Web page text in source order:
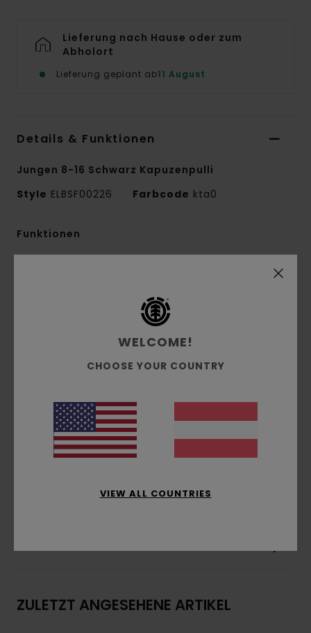
Lieferung nach Hause oder zum
Abholort
Lieferung geplant ab11 August
Details & Funktionen
Jungen 8-16 Schwarz Kapuzenpulli
Style ELBSF00226 Farbcode kta0
Funktionen
Recycling-Baumwolle
Baumwollmischgewebe
French-Terry-Stoff [320 g/m2]
klassischer, komfortabler Regular
Kapuze:Single-Jersey-Futter an der Kapuze
Wasserbasierter Druck
Druck:Brust- und Rückendruck
30 % recycelte Baumwolle
Versand & Rückversand
ZULETZT ANGESEHENE ARTIKEL
WELCOME!
CHOOSE YOUR COUNTRY
VIEW ALL COUNTRIES